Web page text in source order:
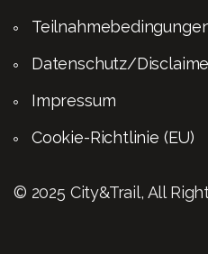
Datenschutz/
Impressum
Cookie-Richtlinie (EU)
© 2025 City&Trail, All